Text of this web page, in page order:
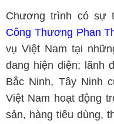
Chương trình có sự
Công Thương Phan
vụ Việt Nam tại
đang hiện diện; lãnh
Bắc Ninh, Tây Ninh
Việt Nam hoạt động
sản, hàng tiêu dùng,